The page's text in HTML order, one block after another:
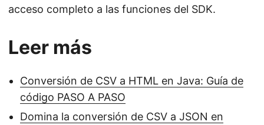
acceso completo a las funciones del SDK.
Leer más
Conversión de CSV a HTML en Java: Guía de
código PASO A PASO
Domina la conversión de CSV a JSON en